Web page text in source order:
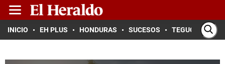
INICIO EH PLUS HONDURAS SUCESOS TEGUCIGALPA